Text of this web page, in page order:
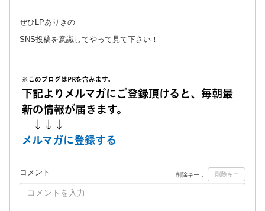
ぜひLPありきの
SNS投稿を意識してやって見て下さい！
※このブログはPRを含みます。
下記よりメルマガにご登録頂けると、毎朝最
新の情報が届きます。
↓↓↓
メルマガに登録する
コメント 削除キー：